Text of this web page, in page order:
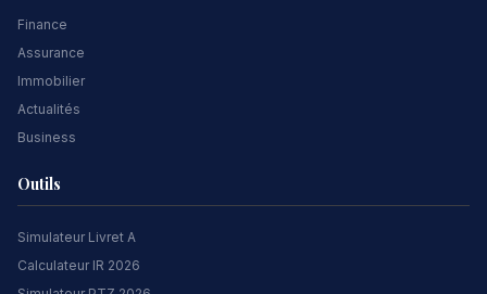
Finance
Assurance
Immobilier
Actualités
Business
Outils
Simulateur Livret A
Calculateur IR 2026